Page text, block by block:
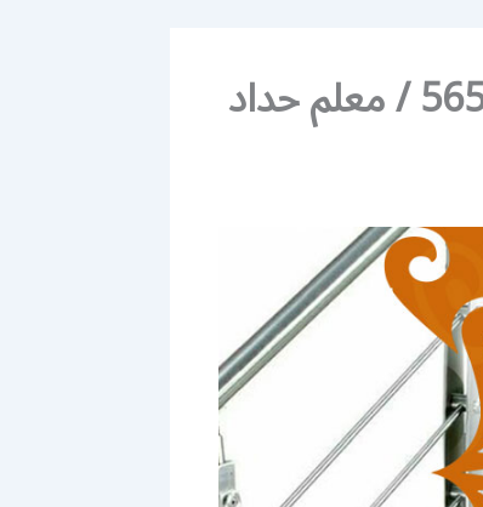
رقم حداد درابزين النعيم / 56585569 / معلم حداد